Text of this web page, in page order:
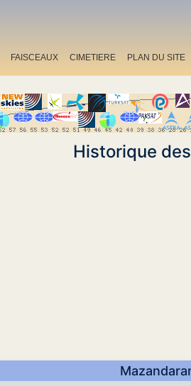
FAISCEAUX CIMETIERE PLAN DU SITE
Historique